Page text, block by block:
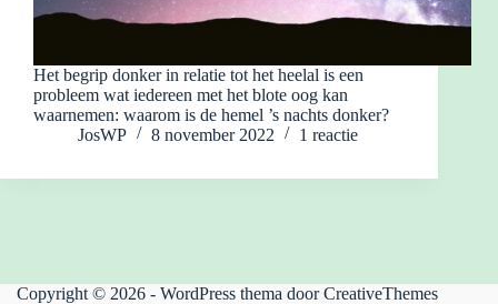
Het begrip donker in relatie tot het heelal is een
probleem wat iedereen met het blote oog kan
waarnemen: waarom is de hemel ’s nachts donker?
JosWP
8 november 2022 1 reactie
Copyright © 2026 - WordPress thema doorCreativeThemes